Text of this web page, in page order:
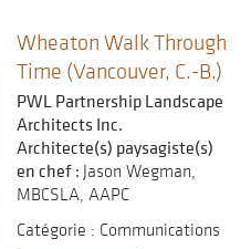
Wheaton Walk Through
Time (Vancouver, C.-B.)
PWL Partnership Landscape
Architects Inc.
Architecte(s) paysagiste(s)
en chef : Jason Wegman,
MBCSLA, AAPC
Catégorie : Communications